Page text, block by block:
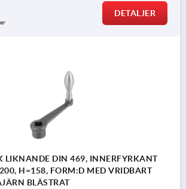
DETALJER
LIKNANDE DIN 469, INNERFYRKANT
H=158, FORM:D MED VRIDBART
BLÄSTRAT